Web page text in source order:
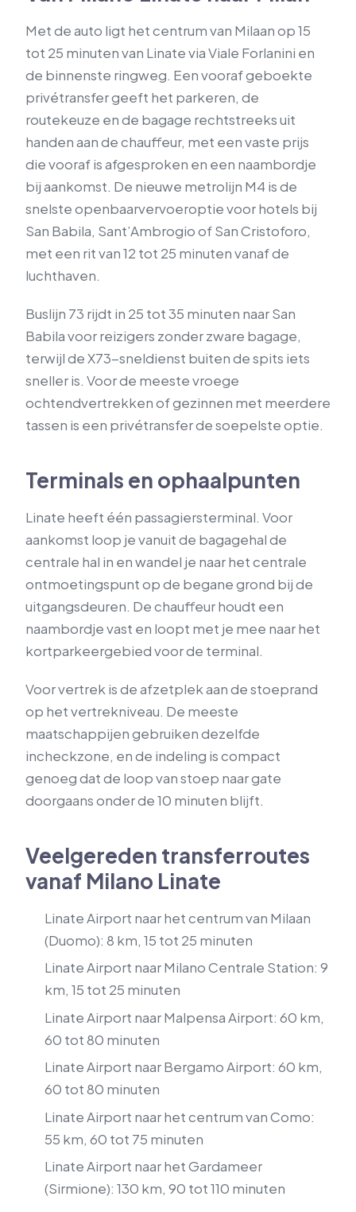
Met de auto ligt het centrum van Milaan op 15
tot 25 minuten van Linate via Viale Forlanini en
de binnenste ringweg. Een vooraf geboekte
privétransfer geeft het parkeren, de
routekeuze en de bagage rechtstreeks uit
handen aan de chauffeur, met een vaste prijs
die vooraf is afgesproken en een naambordje
bij aankomst. De nieuwe metrolijn M4 is de
snelste openbaarvervoeroptie voor hotels bij
San Babila, Sant’Ambrogio of San Cristoforo,
met een rit van 12 tot 25 minuten vanaf de
luchthaven.
Buslijn 73 rijdt in 25 tot 35 minuten naar San
Babila voor reizigers zonder zware bagage,
terwijl de X73-sneldienst buiten de spits iets
sneller is. Voor de meeste vroege
ochtendvertrekken of gezinnen met meerdere
tassen is een privétransfer de soepelste optie.
Terminals en ophaalpunten
Linate heeft één passagiersterminal. Voor
aankomst loop je vanuit de bagagehal de
centrale hal in en wandel je naar het centrale
ontmoetingspunt op de begane grond bij de
uitgangsdeuren. De chauffeur houdt een
naambordje vast en loopt met je mee naar het
kortparkeergebied voor de terminal.
Voor vertrek is de afzetplek aan de stoeprand
op het vertrekniveau. De meeste
maatschappijen gebruiken dezelfde
incheckzone, en de indeling is compact
genoeg dat de loop van stoep naar gate
doorgaans onder de 10 minuten blijft.
Veelgereden transferroutes
vanaf Milano Linate
Linate Airport naar het centrum van Milaan
(Duomo): 8 km, 15 tot 25 minuten
Linate Airport naar Milano Centrale Station: 9
km, 15 tot 25 minuten
Linate Airport naar Malpensa Airport: 60 km,
60 tot 80 minuten
Linate Airport naar Bergamo Airport: 60 km,
60 tot 80 minuten
Linate Airport naar het centrum van Como:
55 km, 60 tot 75 minuten
Linate Airport naar het Gardameer
(Sirmione): 130 km, 90 tot 110 minuten